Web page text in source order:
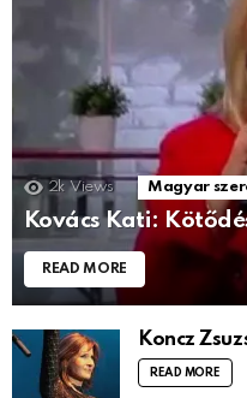
2k Views Magyar
Kovács Kati:
READ MORE
Koncz
READ MORE